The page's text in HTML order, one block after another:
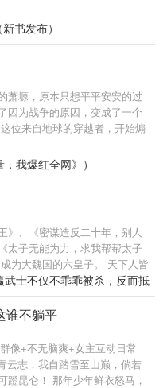
书发布）
萧塬，原本只想平平安安的过
因为战争的原因，变成了一个
位来自地球的穿越者，开始煽
才能享受到的特权！ 利用现代
震惊着这个时代，同时这个时
将他从一个小人物，变成了大
我爆红全网》）
》、《密谋造反二十年，别人
太子无能为力，求我帮帮太子
为大魏国的六皇子。 天下人皆
疯癫癫、不通礼法，野蛮粗
们面前是天下共主，星球话事
大魏凉州牧、凉州兵马大将
右十二卫大将军、尚书令、
上柱国、宁王、天策上将、天
也。 朋友，汗流浃背了吧。
武士不仅不乖乖被杀，反而抵
谁不躺平
像+不无脑爽+女主互动日常
云志，我自踏雪至山巅，倘若
蹬昆仑！ 那年少年鲜衣怒马，